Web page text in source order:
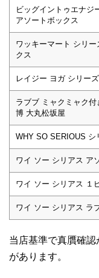
ビッグイントゥエナジ
アソートボックス
ワッキーマート シリ
クス
レイジー ヨガ シリー
ラブブ ミャクミャク
博 大丸松坂屋
WHY SO SERIOUS
ワイ ソー シリアス ア
ワイ ソー シリアス １
ワイ ソー シリアス ラ
当店基準で真贋確
があります。